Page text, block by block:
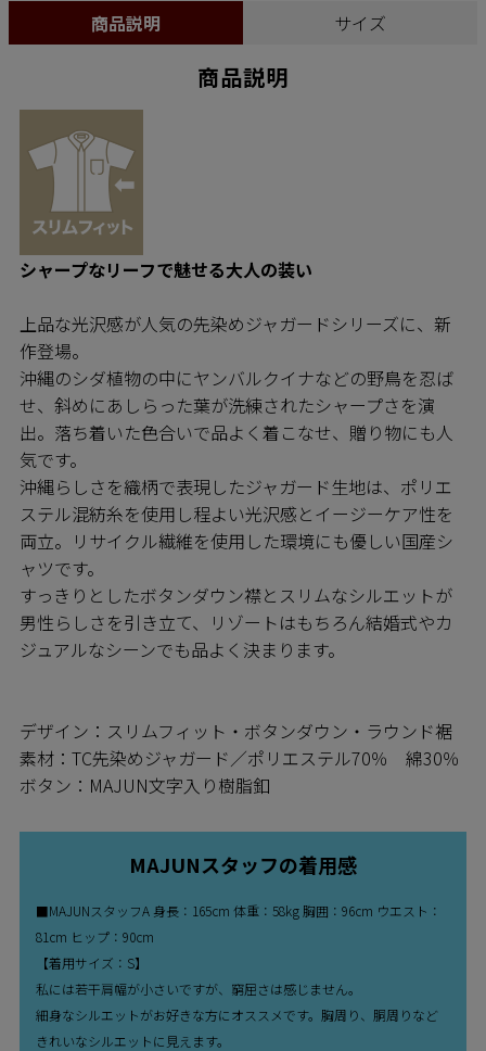
商品説明 サイズ
商品説明
シャープなリーフで魅せる大人の装い
上品な光沢感が人気の先染めジャガードシリーズに、新
作登場。
沖縄のシダ植物の中にヤンバルクイナなどの野鳥を忍ば
せ、斜めにあしらった葉が洗練されたシャープさを演
出。落ち着いた色合いで品よく着こなせ、贈り物にも人
気です。
沖縄らしさを織柄で表現したジャガード生地は、ポリエ
ステル混紡糸を使用し程よい光沢感とイージーケア性を
両立。リサイクル繊維を使用した環境にも優しい国産シ
ャツです。
すっきりとしたボタンダウン襟とスリムなシルエットが
男性らしさを引き立て、リゾートはもちろん結婚式やカ
ジュアルなシーンでも品よく決まります。
デザイン：スリムフィット・ボタンダウン・ラウンド裾
素材：TC先染めジャガード／ポリエステル70％ 綿30％
ボタン：MAJUN文字入り樹脂釦
MAJUNスタッフの着用感
■MAJUNスタッフA 身長：165cm 体重：58kg 胸囲：96cm ウエスト：
81cm ヒップ：90cm
【着用サイズ：S】
私には若干肩幅が小さいですが、窮屈さは感じません。
細身なシルエットがお好きな方にオススメです。胸周り、胴周りなど
きれいなシルエットに見えます。